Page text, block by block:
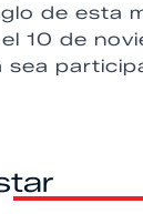
de esta
10 de